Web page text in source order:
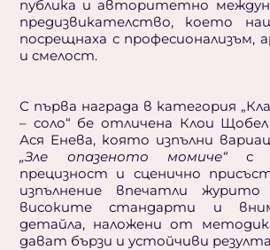
публика и авторитетно
предизвикателство, което
посрещнаха с
и смелост.
С първа награда в категория
– соло“ бе отличена Клои
Ася Енева, която изпълни
„Зле опазеното момиче“ с
прецизност и сценично
изпълнение впечатли
високите стандарти и
детайла, наложени от
дават бързи и устойчиви